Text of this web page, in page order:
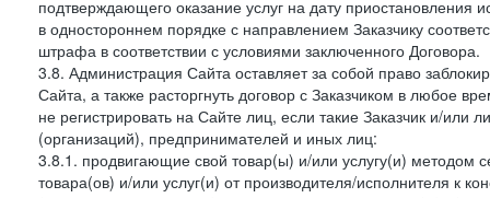
подтверждающего оказание услуг на дату приостановления
в одностороннем порядке с направлением Заказчику
штрафа в соответствии с условиями заключенного Договора.
3.8. Администрация Сайта оставляет за собой право
Сайта, а также расторгнуть договор с Заказчиком в любое
не регистрировать на Сайте лиц, если такие Заказчик и/
(организаций), предпринимателей и иных лиц:
3.8.1. продвигающие свой товар(ы) и/или услугу(и) методом
товара(ов) и/или услуг(и) от производителя/исполнителя к